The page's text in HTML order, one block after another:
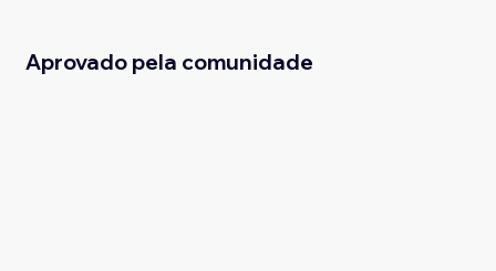
Aprovado pela comunidade